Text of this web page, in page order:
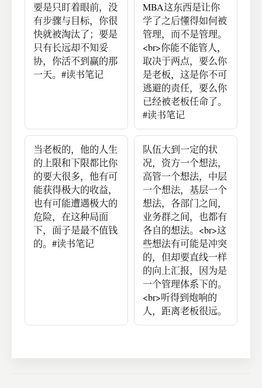
要是只盯着眼前，没
有步骤与目标，你很
快就被淘汰了；要是
只有长远却不知妥
协，你活不到赢的那
一天。#读书笔记
MBA这东西是让你
学了之后懂得如何被
管理，而不是管理。
<br>你能不能管人，
取决于两点，要么你
是老板，这是你不可
逃避的责任，要么你
已经被老板任命了。
#读书笔记
当老板的，他的人生
的上限和下限都比你
的要大很多，他有可
能获得极大的收益，
也有可能遭遇极大的
危险，在这种局面
下，面子是最不值钱
的。#读书笔记
队伍大到一定的状
况，资方一个想法，
高管一个想法，中层
一个想法，基层一个
想法，各部门之间，
业务群之间，也都有
各自的想法。<br>这
些想法有可能是冲突
的，但却要直线一样
的向上汇报，因为是
一个管理体系下的。
<br>听得到炮响的
人，距离老板很远。